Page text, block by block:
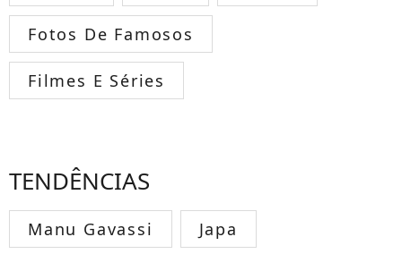
Fotos De Famosos
Filmes E Séries
TENDÊNCIAS
Manu Gavassi Japa